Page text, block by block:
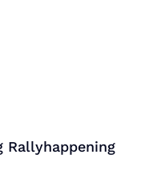
Rallyhappening